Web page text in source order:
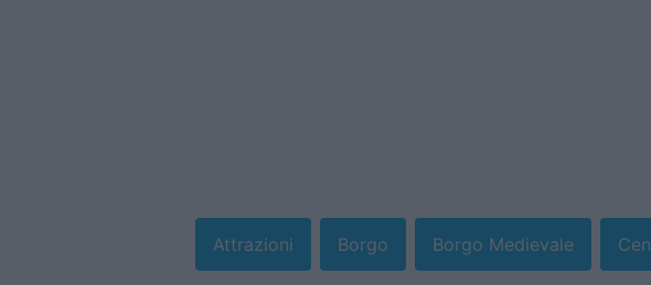
Attrazioni Borgo Borgo Medievale